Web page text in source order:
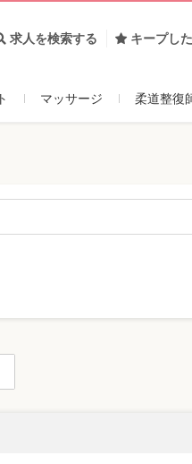
求人を検索する キープし
マッサージ 柔道整復